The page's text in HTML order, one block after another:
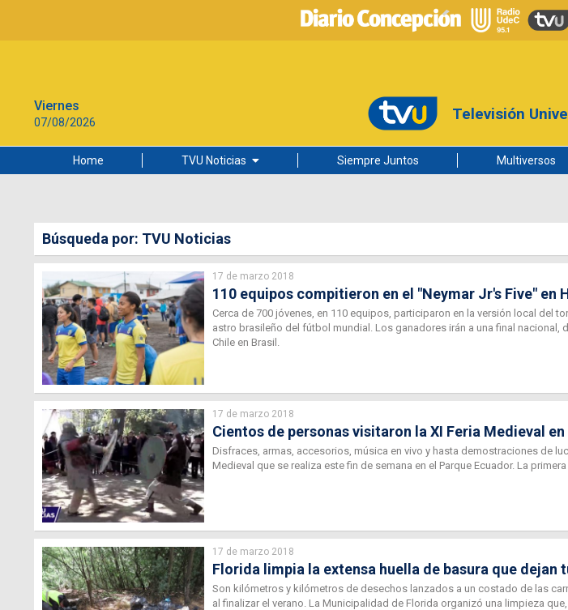
Viernes
07/08/2026 Televisión
Home TVU Noticias
Ciudad
Universidad de Concepción
Siempre Juntos Multiversos
Búsqueda por: TVU Noticias
17 de marzo 2018
110 equipos compitieron en el "Neymar Jr's Five" en
Cerca de 700 jóvenes, en 110 equipos, participaron en la versión local del
astro brasileño del fútbol mundial. Los ganadores irán a una final nacional,
Chile en Brasil.
17 de marzo 2018
Cientos de personas visitaron la XI Feria Medieval
Disfraces, armas, accesorios, música en vivo y hasta demostraciones de
Medieval que se realiza este fin de semana en el Parque Ecuador. La
17 de marzo 2018
Florida limpia la extensa huella de basura que dejan
Son kilómetros y kilómetros de desechos lanzados a un costado de las
al finalizar el verano. La Municipalidad de Florida organizó una limpieza